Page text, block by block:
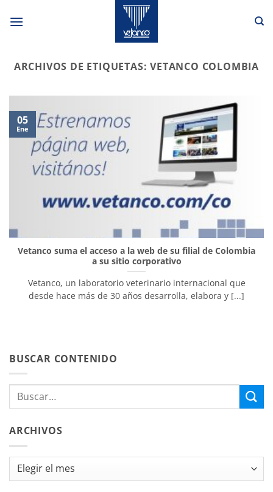
ARCHIVOS DE ETIQUETAS:VETANCO COLOMBIA
Vetanco suma el acceso a la web de su filial de Colombia
a su sitio corporativo
Vetanco, un laboratorio veterinario internacional que
desde hace más de 30 años desarrolla, elabora y [...]
05
Ene
BUSCAR CONTENIDO
ARCHIVOS
Archivos